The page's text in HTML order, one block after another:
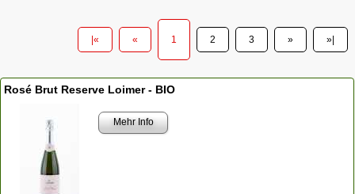
|« « 1 2 3 » »|
Rosé Brut Reserve Loimer - BIO
Mehr Info